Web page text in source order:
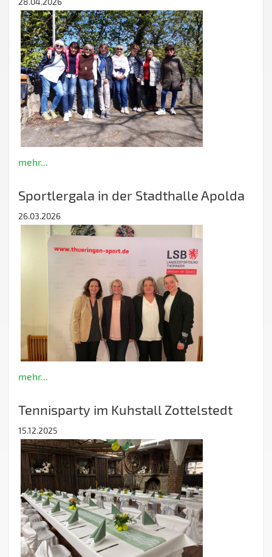
mehr...
Sportlergala in der Stadthalle Apolda
26.03.2026
mehr...
Tennisparty im Kuhstall Zottelstedt
15.12.2025